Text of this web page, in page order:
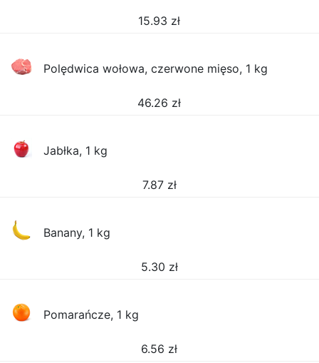
15.93 zł
Polędwica wołowa, czerwone mięso, 1 kg
46.26 zł
Jabłka, 1 kg
7.87 zł
Banany, 1 kg
5.30 zł
Pomarańcze, 1 kg
6.56 zł